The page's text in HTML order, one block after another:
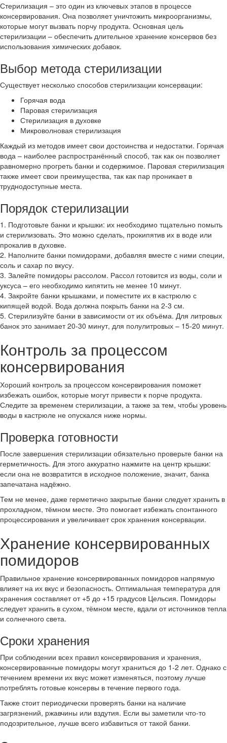
Стерилизация – это один из ключевых этапов в процессе
консервирования. Она позволяет уничтожить микроорганизмы,
которые могут вызвать порчу продукта. Основная цель
стерилизации – обеспечить длительное хранение консервов без
использования химических добавок.
Выбор метода стерилизации
Существует несколько способов стерилизации консервации:
Горячая вода
Паровая стерилизация
Стерилизация в духовке
Микроволновая стерилизация
Каждый из методов имеет свои достоинства и недостатки. Горячая
вода – наиболее распространённый способ, так как он позволяет
равномерно прогреть банки и содержимое. Паровая стерилизация
также имеет свои преимущества, так как пар проникает в
труднодоступные места.
Порядок стерилизации
1. Подготовьте банки и крышки: их необходимо тщательно помыть
и стерилизовать. Это можно сделать, прокипятив их в воде или
прокалив в духовке.
2. Наполните банки помидорами, добавляя вместе с ними специи,
соль и сахар по вкусу.
3. Залейте помидоры рассолом. Рассол готовится из воды, соли и
уксуса – его необходимо кипятить не менее 10 минут.
4. Закройте банки крышками, и поместите их в кастрюлю с
кипящей водой. Вода должна покрыть банки на 2-3 см.
5. Стерилизуйте банки в зависимости от их объёма. Для литровых
банок это занимает 20-30 минут, для полулитровых – 15-20 минут.
Контроль за процессом
консервирования
Хороший контроль за процессом консервирования поможет
избежать ошибок, которые могут привести к порче продукта.
Следите за временем стерилизации, а также за тем, чтобы уровень
воды в кастрюле не опускался ниже нормы.
Проверка готовности
После завершения стерилизации обязательно проверьте банки на
герметичность. Для этого аккуратно нажмите на центр крышки:
если она не возвратится в исходное положение, значит, банка
запечатана надёжно.
Тем не менее, даже герметично закрытые банки следует хранить в
прохладном, тёмном месте. Это помогает избежать спонтанного
процессирования и увеличивает срок хранения консервации.
Хранение консервированных
помидоров
Правильное хранение консервированных помидоров напрямую
влияет на их вкус и безопасность. Оптимальная температура для
хранения составляет от +5 до +15 градусов Цельсия. Помидоры
следует хранить в сухом, тёмном месте, вдали от источников тепла
и солнечного света.
Сроки хранения
При соблюдении всех правил консервирования и хранения,
консервированные помидоры могут храниться до 1-2 лет. Однако с
течением времени их вкус может изменяться, поэтому лучше
потреблять готовые консервы в течение первого года.
Также стоит периодически проверять банки на наличие
загрязнений, ржавчины или вздутия. Если вы заметили что-то
подозрительное, лучше всего избавиться от такой банки.